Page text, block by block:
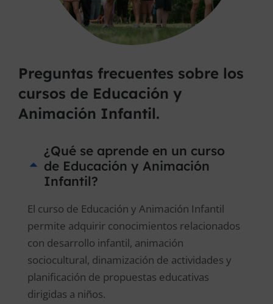
Preguntas frecuentes sobre los
cursos de Educación y
Animación Infantil.
¿Qué se aprende en un curso
de Educación y Animación
Infantil?
El curso de Educación y Animación Infantil
permite adquirir conocimientos relacionados
con desarrollo infantil, animación
sociocultural, dinamización de actividades y
planificación de propuestas educativas
dirigidas a niños.